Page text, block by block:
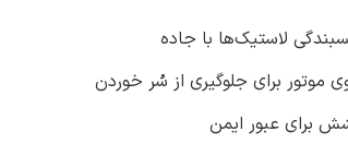
لاستیک‌ها با جاده
موتور برای جلوگیری از سُر خوردن
برای عبور ایمن